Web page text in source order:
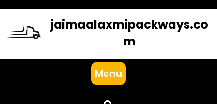
content
jaimaalaxmipackways.co
m
Menu